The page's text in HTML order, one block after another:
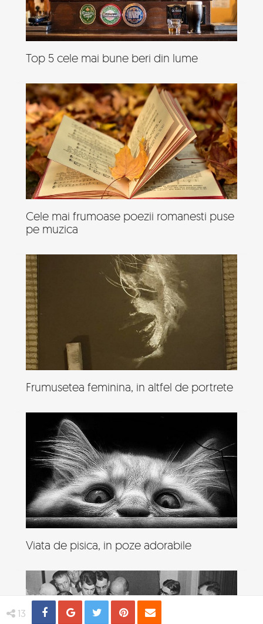
13 Share Distribuie
Tweet Pin
Top 5 cele mai bune beri din lume
Cele mai frumoase poezii romanesti puse
pe muzica
Frumusetea feminina, in altfel de portrete
Viata de pisica, in poze adorabile